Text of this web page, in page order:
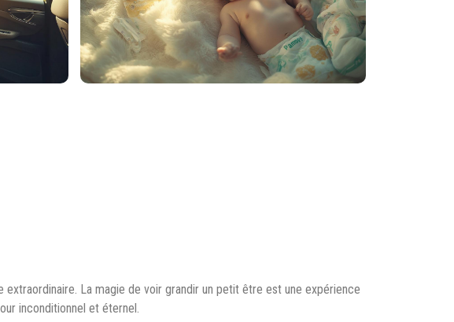
La magie de voir grandir un petit être est une expérience
inconditionnel et éternel.